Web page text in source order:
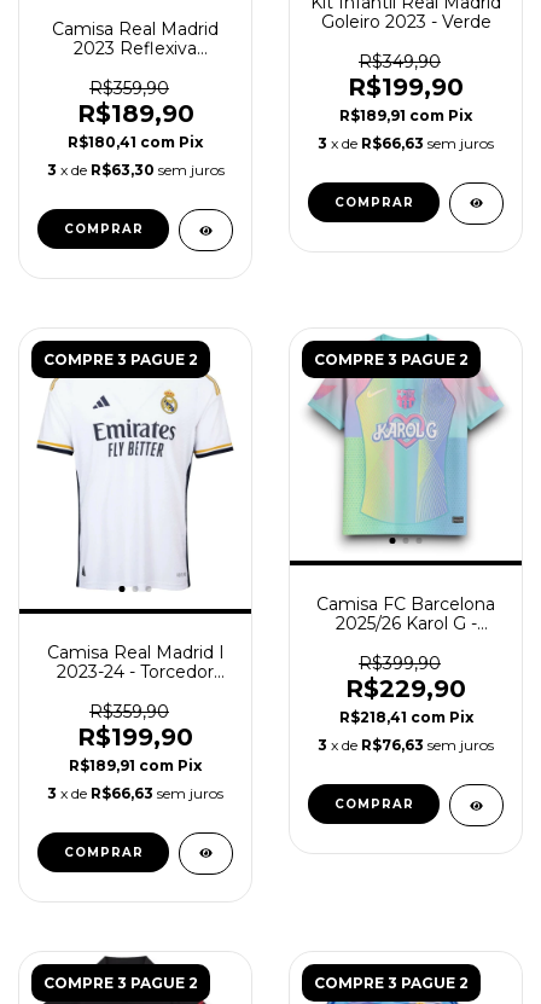
Camisa Real Madrid
2023 Reflexiva
Masculina - Preta
R$359,90
R$189,90
R$180,41 com Pix
3 x de R$63,30 sem juros
COMPRAR
Goleiro 2023 - Verde
R$349,90
R$199,90
R$189,91 com Pix
3 x de R$66,63 sem juros
COMPRAR
COMPRE 3 PAGUE 2
Camisa Real Madrid I
2023-24 - Torcedor
R$359,90
R$199,90
R$189,91 com Pix
3 x de R$66,63 sem juros
COMPRAR
COMPRE 3 PAGUE 2
Camisa FC Barcelona
2025/26 Karol G -
Azul Rosa
R$399,90
R$229,90
R$218,41 com Pix
3 x de R$76,63 sem juros
COMPRAR
COMPRE 3 PAGUE 2 COMPRE 3 PAGUE 2